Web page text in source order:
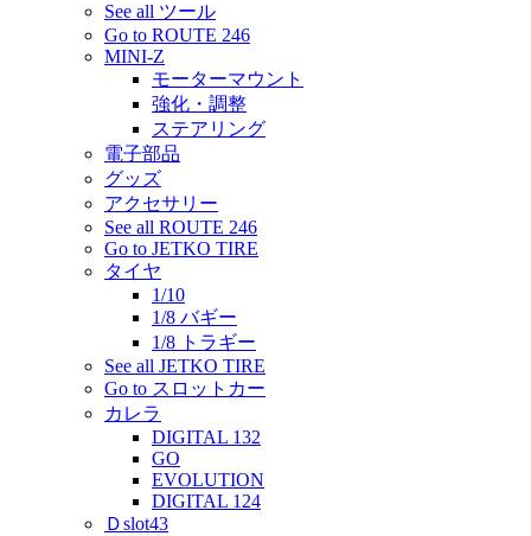
See all ツール
Go to ROUTE 246
MINI-Z
モーターマウント
強化・調整
ステアリング
電子部品
グッズ
アクセサリー
See all ROUTE 246
Go to JETKO TIRE
タイヤ
1/10
1/8 バギー
1/8 トラギー
See all JETKO TIRE
Go to スロットカー
カレラ
DIGITAL 132
GO
EVOLUTION
DIGITAL 124
Ｄslot43